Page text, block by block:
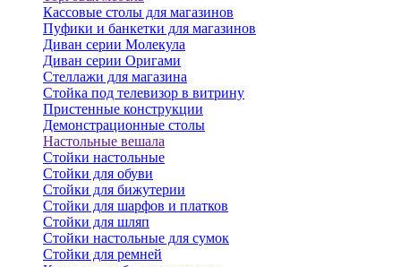
Кассовые столы для магазинов
Пуфики и банкетки для магазинов
Диван серии Молекула
Диван серии Оригами
Стеллажи для магазина
Стойка под телевизор в витрину
Пристенные конструкции
Демонстрационные столы
Настольные вешала
Стойки настольные
Стойки для обуви
Стойки для бижутерии
Стойки для шарфов и платков
Стойки для шляп
Стойки настольные для сумок
Стойки для ремней